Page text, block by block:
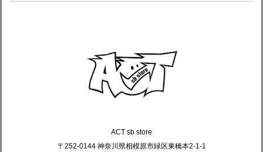
ACT sb store
〒252-0144 神奈川県相模原市緑区東橋本2-1-1